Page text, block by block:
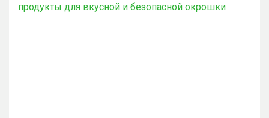
продукты для вкусной и безопасной окрошки